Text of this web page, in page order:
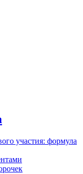
участия: формула